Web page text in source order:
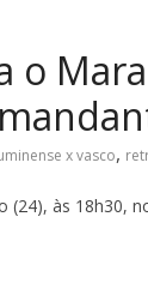
o
x vasco,
às 18h30,